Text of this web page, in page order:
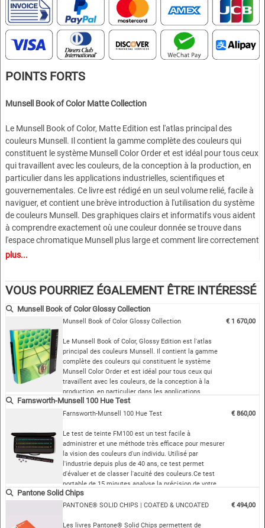
POINTS FORTS
Munsell Book of Color Matte Collection
Le Munsell Book of Color, Matte Edition est l'atlas principal des
couleurs Munsell. Il contient la gamme complète des couleurs qui
constituent le système Munsell Color Order et est idéal pour tous ceux
qui travaillent avec les couleurs, de la conception à la production, en
particulier dans les applications industrielles, scientifiques et
gouvernementales. Ce livre est rédigé en un seul volume relié, facile à
naviguer, et contient une brève introduction à l'utilisation du système
de couleurs Munsell. Des graphiques clairs et informatifs vous aident
à comprendre exactement où une couleur donnée se trouve dans
l'espace chromatique Munsell plus large et comment lire correctement
les notations de couleur Munsell. Ce manuel portable et résistant
détachables sur 40 pages de teinte constante.
Échantillons détachables au format 20 x 35 mm.
L'édition Glossy est disponible séparément.
plus...
VOUS POURRIEZ ÉGALEMENT ÊTRE INTÉRESSÉ
Munsell Book of Color Glossy Collection
Munsell Book of Color Glossy Collection
Le Munsell Book of Color, Glossy Edition est l'atlas
principal des couleurs Munsell. Il contient la gamme
complète des couleurs qui constituent le système
Munsell Color Order et est idéal pour tous ceux qui
travaillent avec les couleurs, de la conception à la
production, en particulier dans les applications
industrielles, scientifiques et gouvernementales. Ce
livre est rédigé en un seul volume relié, facile à
€ 1 670,00
Farnsworth-Munsell 100 Hue Test
Farnsworth-Munsell 100 Hue Test
Le test de teinte FM100 est un test facile à
administrer et une méthode très efficace pour mesurer
la vision des couleurs d'un individu. Utilisé par
l'industrie depuis plus de 40 ans, ce test permet
d'évaluer et de classer l'acuité des couleurs.Ce test
portable de 15 minutes analyse la précision de votre
vision des couleurs. Le logiciel de notation facile à
utiliser indique où vous avez une déficience de la vision
…
€ 860,00
Pantone Solid Chips
PANTONE® SOLID CHIPS | COATED & UNCOATED
Les livres Pantone® Solid Chips permettent de
€ 494,00